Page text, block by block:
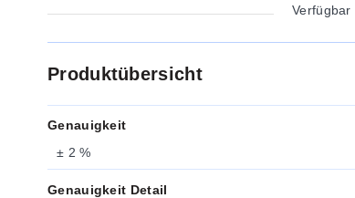
Verfügbar
Produktübersicht
Genauigkeit
± 2 %
Genauigkeit Detail